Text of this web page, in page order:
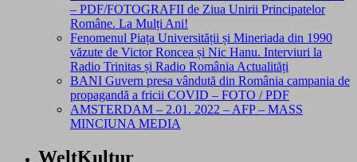
– PDF/FOTOGRAFII de Ziua Unirii Principatelor
Române. La Mulți Ani!
Fenomenul Piața Universității și Mineriada din 1990
văzute de Victor Roncea și Nic Hanu. Interviuri la
Radio Trinitas și Radio România Actualități
BANI Guvern presa vândută din România campania de
propagandă a fricii COVID – FOTO / PDF
AMSTERDAM – 2.01. 2022 – AFP – MASS
MINCIUNA MEDIA
WeltKultur